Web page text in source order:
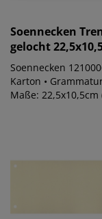
Soennecken
gelocht
Soennecken
Karton •
Maße: 22,5x10,5cm